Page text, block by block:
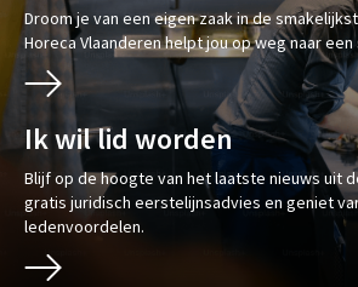
Droom je van een eigen zaak in de
Horeca Vlaanderen helpt jou op weg naar
Ik wil lid worden
Blijf op de hoogte van het laatste nieuws uit
gratis juridisch eerstelijnsadvies en geniet
ledenvoordelen.